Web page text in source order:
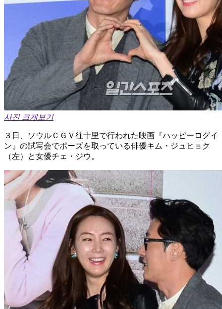
사진 크게보기
３日、ソウルＣＧＶ往十里で行われた映画『ハッピーログイ
ン』の試写会でポーズを取っている俳優キム・ジュヒョク
（左）と女優チェ・ジウ。